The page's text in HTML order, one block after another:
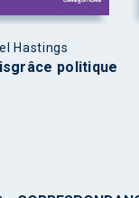
Hastings
politique